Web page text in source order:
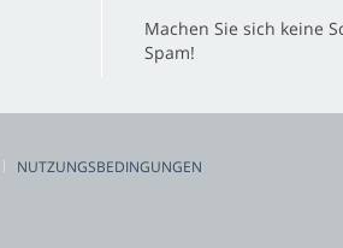
Machen Sie sich keine
Spam!
NUTZUNGSBEDINGUNGEN